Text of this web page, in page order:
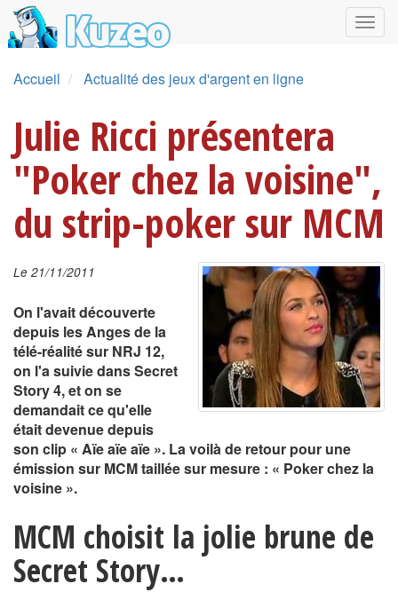
Accueil Actualité des jeux d'argent en ligne
Julie Ricci présentera
"Poker chez la voisine",
du strip-poker sur MCM
Le 21/11/2011
On l'avait découverte
depuis les Anges de la
télé-réalité sur NRJ 12,
on l'a suivie dans Secret
Story 4, et on se
demandait ce qu'elle
était devenue depuis
son clip « Aïe aïe aïe ». La voilà de retour pour une
émission sur MCM taillée sur mesure : « Poker chez la
voisine ».
MCM choisit la jolie brune de
Secret Story…